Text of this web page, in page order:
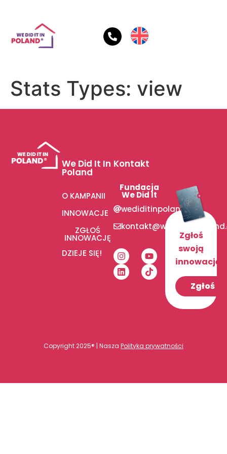
Stats Types: view
We Did It In
Poland
O KAMPANII
INNOWACJE
ZGŁOŚ
INNOWACJĘ
DZIEJE SIĘ!
Kontakt
Fundacja
We Did It
wediditinpoland
Zgłoś
swoją
innowację!
Zgłoś
Copyright 2025® | Nasza Polityka prywatności